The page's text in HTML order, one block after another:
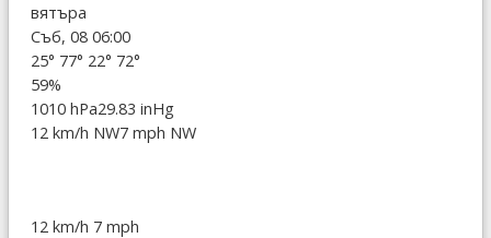
вятъра
Съб, 08 06:00
25° 77° 22° 72°
59%
1010 hPa29.83 inHg
12 km/h NW7 mph NW
12 km/h 7 mph